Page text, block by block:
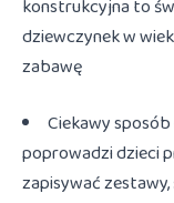
konstrukcyjna to
dziewczynek w
zabawę
Ciekawy
poprowadzi dzieci
zapisywać